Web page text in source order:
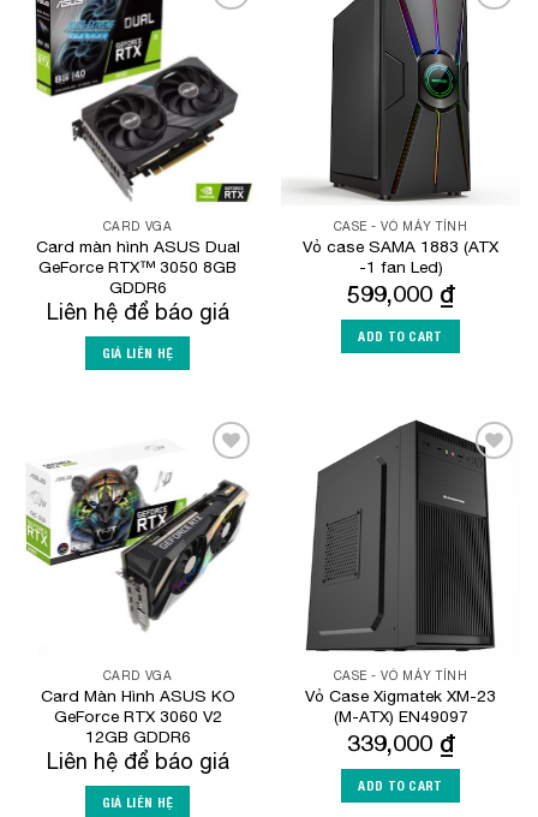
CARD VGA
Card màn hình ASUS Dual
GeForce RTX™ 3050 8GB
GDDR6
Liên hệ để báo giá
GIÁ LIÊN HỆ
Add to
Wishlist
CASE - VỎ MÁY TÍNH
Vỏ case SAMA 1883 (ATX
-1 fan Led)
599,000 ₫
ADD TO CART
Add to
Wishlist
CARD VGA
Card Màn Hình ASUS KO
GeForce RTX 3060 V2
12GB GDDR6
Liên hệ để báo giá
GIÁ LIÊN HỆ
Add to
Wishlist
CASE - VỎ MÁY TÍNH
Vỏ Case Xigmatek XM-23
(M-ATX) EN49097
339,000 ₫
ADD TO CART